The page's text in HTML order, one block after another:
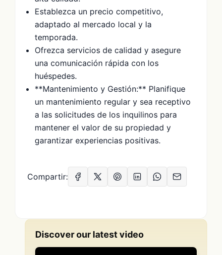
Establezca un precio competitivo,
adaptado al mercado local y la
temporada.
Ofrezca servicios de calidad y asegure
una comunicación rápida con los
huéspedes.
**Mantenimiento y Gestión:** Planifique
un mantenimiento regular y sea receptivo
a las solicitudes de los inquilinos para
mantener el valor de su propiedad y
garantizar experiencias positivas.
Compartir:
Discover our latest video